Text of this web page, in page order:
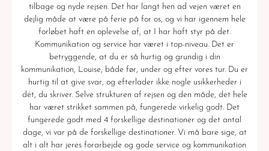
tilbage og nyde rejsen. Det har langt hen ad vejen været en
dejlig måde at være på ferie på for os, og vi har igennem hele
forløbet haft en oplevelse af, at I har haft styr på det.
Kommunikation og service har været i top-niveau. Det er
betryggende, at du er så hurtig og grundig i din
kommunikation, Louise, både før, under og efter vores tur. Du er
hurtig til at give svar, og efterlader ikke nogle usikkerheder i
dét, du skriver. Selve strukturen af rejsen og den måde, det hele
har været strikket sammen på, fungerede virkelig godt. Det
fungerede godt med 4 forskellige destinationer og det antal
dage, vi var på de forskellige destinationer. Vi må bare sige, at
alt i alt har jeres forarbejde og gode service og kommunikation